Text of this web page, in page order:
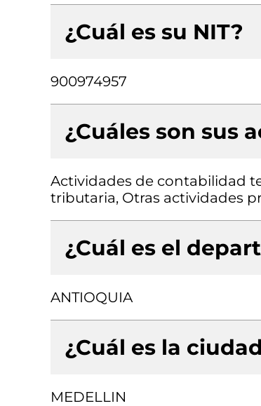
¿Cuál es su NIT?
900974957
¿Cuáles son sus
Actividades de contabilidad
tributaria, Otras actividades
¿Cuál es el
ANTIOQUIA
¿Cuál es la
MEDELLIN